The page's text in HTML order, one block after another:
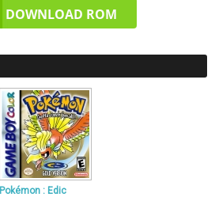
DOWNLOAD ROM
Pokémon : Edic